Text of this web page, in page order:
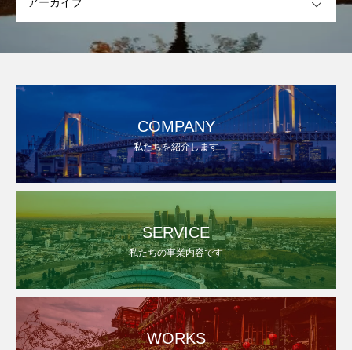
COMPANY
私たちを紹介します
SERVICE
私たちの事業内容です
WORKS